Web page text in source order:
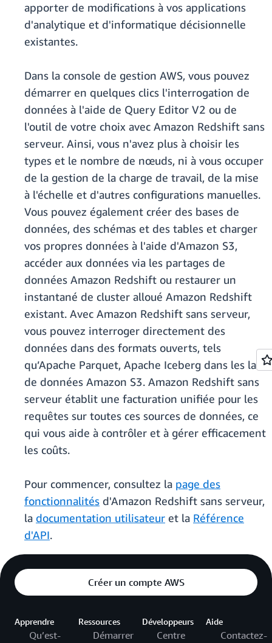
apporter de modifications à vos applications
d'analytique et d'informatique décisionnelle
existantes.
Dans la console de gestion AWS, vous pouvez
démarrer en quelques clics l'interrogation de
données à l'aide de Query Editor V2 ou de
l'outil de votre choix avec Amazon Redshift sans
serveur. Ainsi, vous n'avez plus à choisir les
types et le nombre de nœuds, ni à vous occuper
de la gestion de la charge de travail, de la mise
à l'échelle et d'autres configurations manuelles.
Vous pouvez également créer des bases de
données, des schémas et des tables et charger
vos propres données à l'aide d'Amazon S3,
accéder aux données via les partages de
données Amazon Redshift ou restaurer un
instantané de cluster alloué Amazon Redshift
existant. Avec Amazon Redshift sans serveur,
vous pouvez interroger directement des
données dans des formats ouverts, tels
qu’Apache Parquet, Apache Iceberg dans les lacs
de données Amazon S3. Amazon Redshift sans
serveur établit une facturation unifiée pour les
requêtes sur toutes ces sources de données, ce
qui vous aide à contrôler et à gérer efficacement
les coûts.
Pour commencer, consultez la page des
fonctionnalités d'Amazon Redshift sans serveur,
la documentation utilisateur et la Référence
d'API.
Créer un compte AWS
Apprendre
Qu’est-
Ressources
Démarrer
Développeurs
Centre
Aide
Contactez-